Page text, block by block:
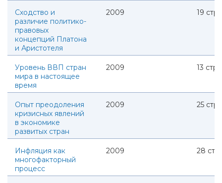
Сходство и
различие политико-
правовых
концепций Платона
и Аристотеля
2009 19 стр.
Уровень ВВП стран
мира в настоящее
время
2009 13 стр.
Опыт преодоления
кризисных явлений
в экономике
развитых стран
2009 25 стр.
Инфляция как
многофакторный
процесс
2009 28 стр.